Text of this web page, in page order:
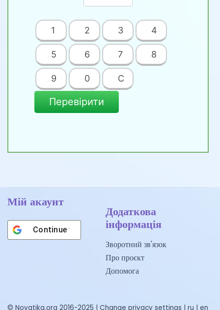
1 2 3 4
5 6 7 8
9 0 C
Перевірити
Мій акаунт
Continue with Google
Додаткова
інформація
Зворотний зв'язок
Про проєкт
Допомога
© Novatika.org 2016-2025 | Change privacy settings | ru | en